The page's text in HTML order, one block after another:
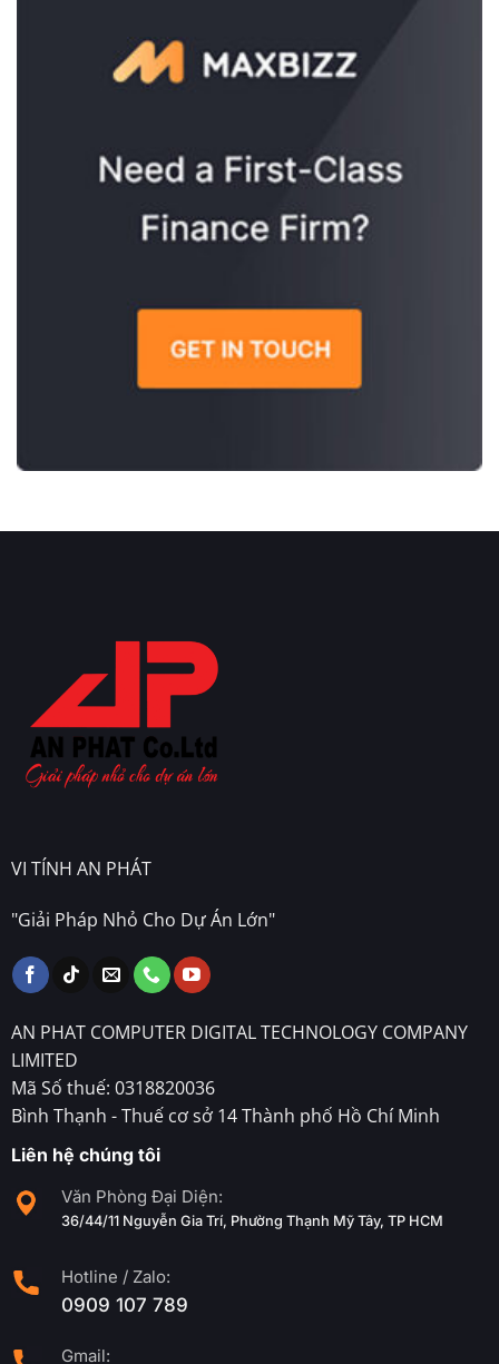
VI TÍNH AN PHÁT
"Giải Pháp Nhỏ Cho Dự Án Lớn"
AN PHAT COMPUTER DIGITAL TECHNOLOGY COMPANY
LIMITED
Mã Số thuế: 0318820036
Bình Thạnh - Thuế cơ sở 14 Thành phố Hồ Chí Minh
Liên hệ chúng tôi
Văn Phòng Đại Diện:
36/44/11 Nguyễn Gia Trí, Phường Thạnh Mỹ Tây, TP HCM
Hotline / Zalo:
0909 107 789
Gmail: